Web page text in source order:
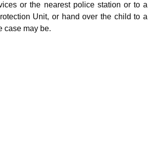
or the nearest police station or to a
Unit, or hand over the child to a
case may be.